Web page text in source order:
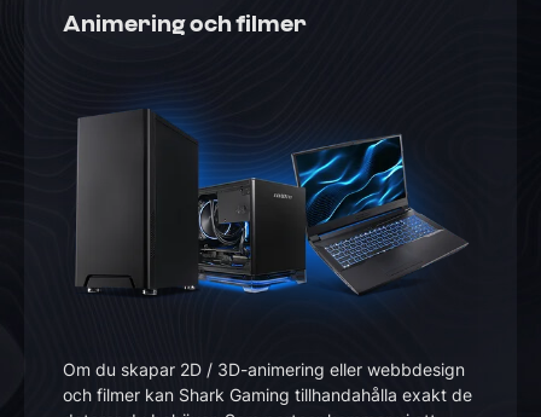
Animering och filmer
Om du skapar 2D / 3D-animering eller webbdesign
och filmer kan Shark Gaming tillhandahålla exakt de